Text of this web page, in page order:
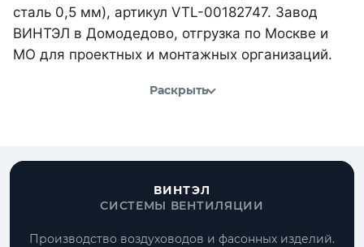
сталь 0,5 мм), артикул VTL-00182747. Завод
ВИНТЭЛ в Домодедово, отгрузка по Москве и
МО для проектных и монтажных организаций.
Раскрыть
ВИНТЭЛ
СИСТЕМЫ ВЕНТИЛЯЦИИ
Производство воздуховодов и фасонных изделий.